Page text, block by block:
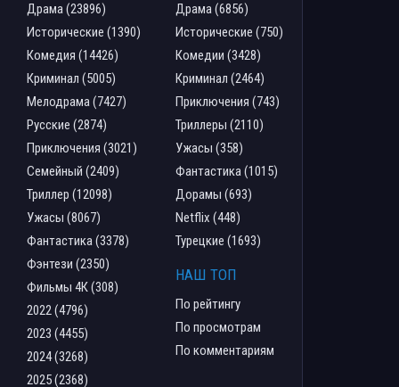
Драма (23896)
Исторические (1390)
Комедия (14426)
Криминал (5005)
Мелодрама (7427)
Русские (2874)
Приключения (3021)
Семейный (2409)
Триллер (12098)
Ужасы (8067)
Фантастика (3378)
Фэнтези (2350)
Фильмы 4К (308)
2022 (4796)
2023 (4455)
2024 (3268)
2025 (2368)
Драма (6856)
Исторические (750)
Комедии (3428)
Криминал (2464)
Приключения (743)
Триллеры (2110)
Ужасы (358)
Фантастика (1015)
Дорамы (693)
Netflix (448)
Турецкие (1693)
НАШ ТОП
По рейтингу
По просмотрам
По комментариям